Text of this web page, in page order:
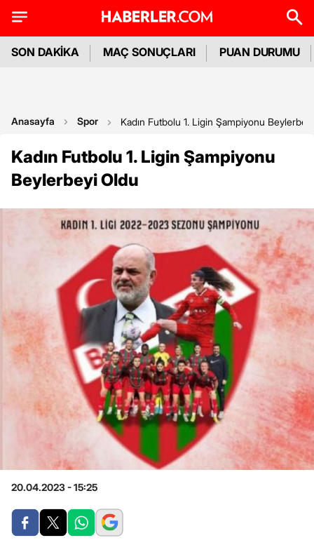
SON DAKİKA MAÇ SONUÇLARI PUAN DURUMU
Anasayfa Spor Kadın Futbolu 1. Ligin Şampiyonu
Kadın Futbolu 1. Ligin Şampiyonu
Beylerbeyi Oldu
20.04.2023 - 15:25